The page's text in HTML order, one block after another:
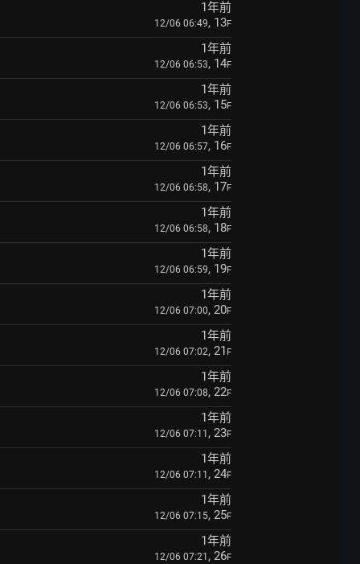
1年前
12/06 06:49, 13F
1年前
12/06 06:53, 14F
1年前
12/06 06:53, 15F
1年前
12/06 06:57, 16F
1年前
12/06 06:58, 17F
1年前
12/06 06:58, 18F
1年前
12/06 06:59, 19F
1年前
12/06 07:00, 20F
1年前
12/06 07:02, 21 F
1年前
12/06 07:08, 22F
1年前
12/06 07:11 , 23F
1年前
12/06 07:11 , 24F
1年前
12/06 07:15, 25F
1年前
12/06 07:21 , 26F